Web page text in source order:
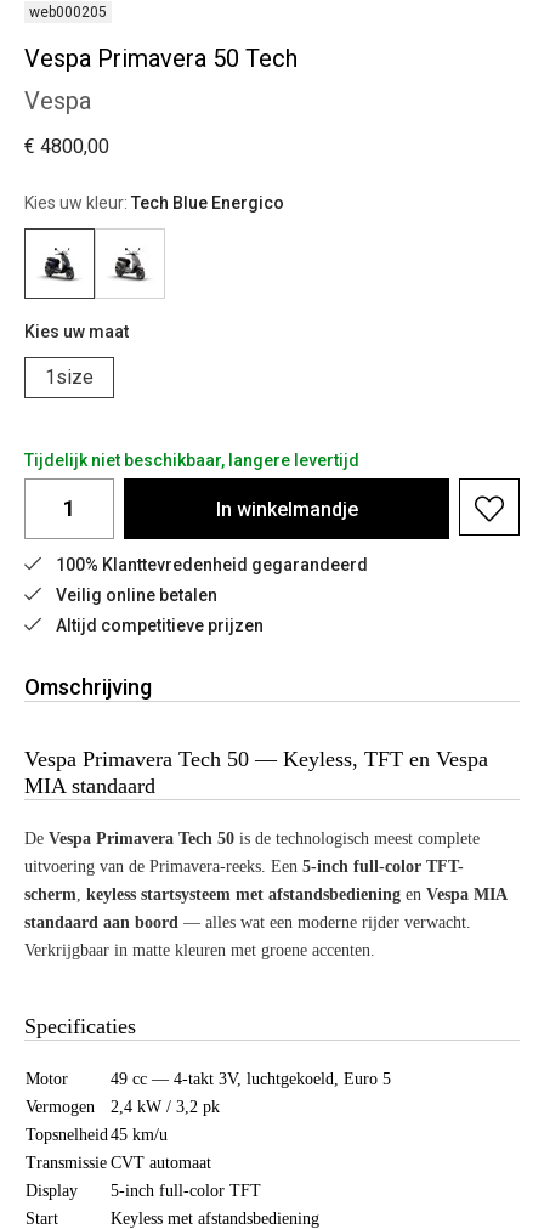
web000205
Vespa Primavera 50 Tech
Vespa
€ 4800,00
Kies uw kleur: Tech Blue Energico
Kies uw maat
1size
Tijdelijk niet beschikbaar, langere levertijd
In winkelmandje
100% Klanttevredenheid gegarandeerd
Veilig online betalen
Altijd competitieve prijzen
Omschrijving
Vespa Primavera Tech 50 — Keyless, TFT en Vespa
MIA standaard
De Vespa Primavera Tech 50 is de technologisch meest complete
uitvoering van de Primavera-reeks. Een 5-inch full-color TFT-
scherm, keyless startsysteem met afstandsbediening en Vespa MIA
standaard aan boord — alles wat een moderne rijder verwacht.
Verkrijgbaar in matte kleuren met groene accenten.
Specificaties
Motor
49 cc — 4-takt 3V, luchtgekoeld, Euro 5
Vermogen
2,4 kW / 3,2 pk
Topsnelheid45 km/u
Transmissie CVT automaat
Display
5-inch full-color TFT
Start
Keyless met afstandsbediening